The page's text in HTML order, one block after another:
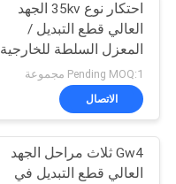
قاطع high Voltage
43
احتكار نوع 35kv الجهد
العالي قطع التبديل /
المعزل السلطة للخارجية
Pending MOQ:1 مجموعة
الاتصال
Gw4 ثلاث مراحل الجهد
العالي قطع التبديل في